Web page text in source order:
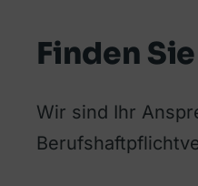
Finden
Wir sind Ihr